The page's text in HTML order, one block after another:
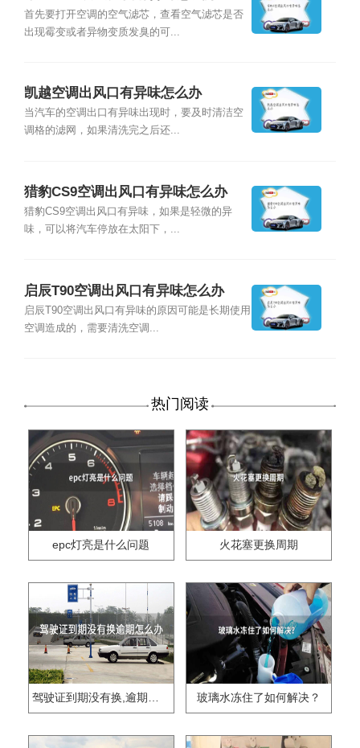
首先要打开空调的空气滤芯，查看空气滤芯是否
出现霉变或者异物变质发臭的可...
凯越空调出风口有异味怎么办
当汽车的空调出口有异味出现时，要及时清洁空
调格的滤网，如果清洗完之后还...
猎豹CS9空调出风口有异味怎么办
猎豹CS9空调出风口有异味，如果是轻微的异
味，可以将汽车停放在太阳下，...
启辰T90空调出风口有异味怎么办
启辰T90空调出风口有异味的原因可能是长期使用
空调造成的，需要清洗空调...
热门阅读
epc灯亮是什么问题 火花塞更换周期
驾驶证到期没有换,逾期怎么办?? 玻璃水冻住了如何解决？